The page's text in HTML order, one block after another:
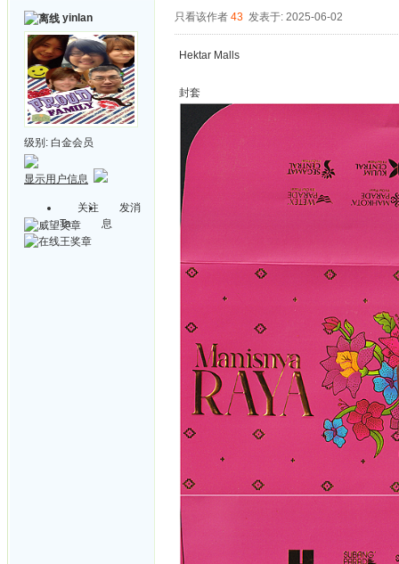
yinlan
级别: 白金会员
显示用户信息
关注
Ta
发消
息
只看该作者 43 发表于: 2025-06-02
Hektar Malls
封套